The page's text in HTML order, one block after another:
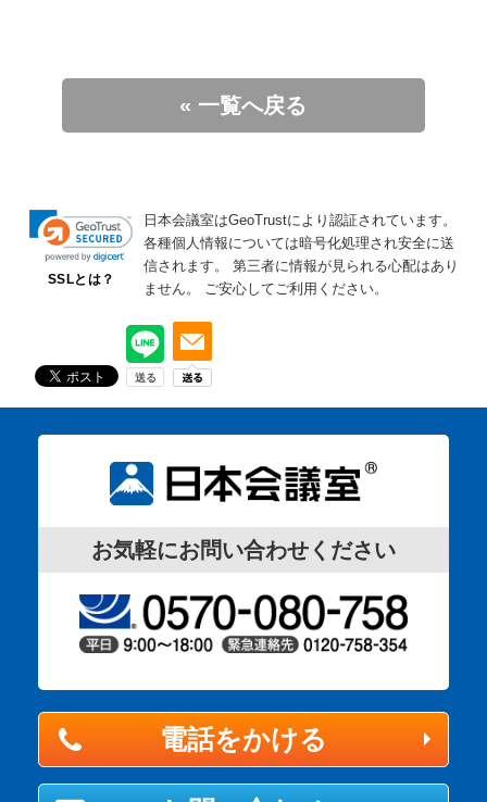
« 一覧へ戻る
SSLとは？
日本会議室はGeoTrustにより認証されています。
各種個人情報については暗号化処理され安全に送
信されます。
第三者に情報が見られる心配はあり
ません。
ご安心してご利用ください。
お気軽にお問い合わせください
電話をかける